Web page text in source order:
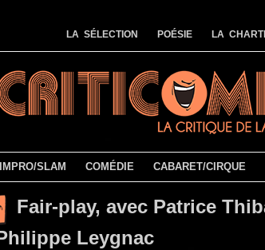
LA SÉLECTION POÉSIE LA
IMPRO/SLAM COMÉDIE CABARET/CIRQUE
Fair-play, avec Patrice
Leygnac